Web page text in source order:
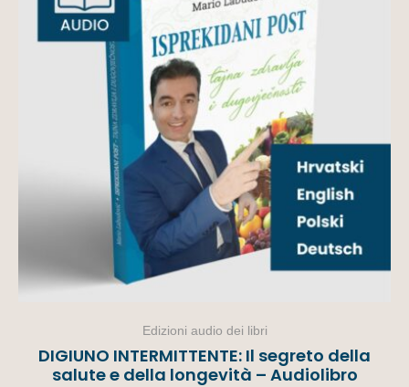
Edizioni audio dei libri
DIGIUNO INTERMITTENTE: Il segreto della
salute e della longevità – Audiolibro